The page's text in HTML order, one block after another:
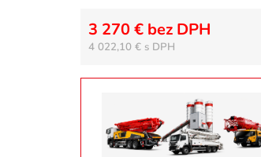
4 022,10 €
3 270 € bez DPH